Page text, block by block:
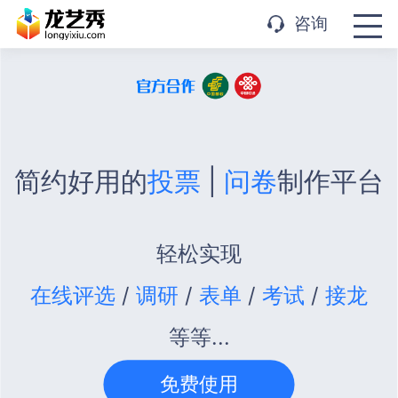
咨询
APP下载
简约好用的投票 问卷制作平台
轻松实现
在线评选 / 调研 / 表单 / 考试 / 接龙
等等...
免费使用